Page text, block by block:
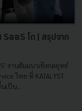
SaaS โต | สรุปจาก
งานสัมมนาเชิงกลยุทธ์
ไทย ที่ KATALYST
ป็น...